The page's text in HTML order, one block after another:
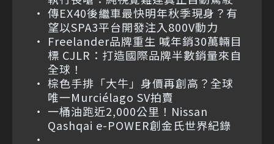
傳EX40後繼車最快明年秋季現身？有
望以SPA3平台開發注入800V動力
Freelander品牌重生 喊年銷30萬輛目
標 CJLR：打造國際品牌半數銷量來自
全球！
棕色手排「大牛」身價再創高？全球
唯一Murciélago SV拍賣
一桶油跑近2,000公里！Nissan
Qashqai e-POWER創金氏世界紀錄